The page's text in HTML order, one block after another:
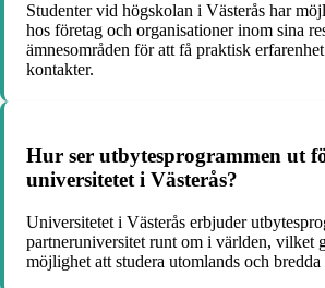
Studenter vid högskolan i Västerås har
hos företag och organisationer inom sina
ämnesområden för att få praktisk
kontakter.
Hur ser utbytesprogrammen ut
universitetet i Västerås?
Universitetet i Västerås erbjuder
partneruniversitet runt om i världen, vilket
möjlighet att studera utomlands och bredda